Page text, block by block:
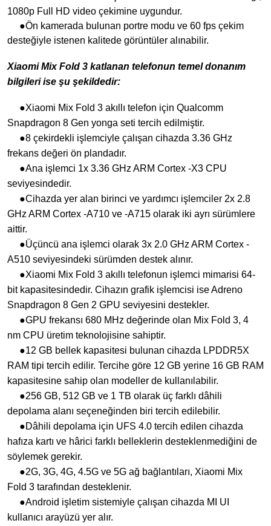
1080p Full HD video çekimine uygundur.
●Ön kamerada bulunan portre modu ve 60 fps çekim
desteğiyle istenen kalitede görüntüler alınabilir.
Xiaomi Mix Fold 3 katlanan telefonun temel donanım
bilgileri ise şu şekildedir:
●Xiaomi Mix Fold 3 akıllı telefon için Qualcomm
Snapdragon 8 Gen yonga seti tercih edilmiştir.
●8 çekirdekli işlemciyle çalışan cihazda 3.36 GHz
frekans değeri ön plandadır.
●Ana işlemci 1x 3.36 GHz ARM Cortex -X3 CPU
seviyesindedir.
●Cihazda yer alan birinci ve yardımcı işlemciler 2x 2.8
GHz ARM Cortex -A710 ve -A715 olarak iki ayrı sürümlere
aittir.
●Üçüncü ana işlemci olarak 3x 2.0 GHz ARM Cortex -
A510 seviyesindeki sürümden destek alınır.
●Xiaomi Mix Fold 3 akıllı telefonun işlemci mimarisi 64-
bit kapasitesindedir. Cihazın grafik işlemcisi ise Adreno
Snapdragon 8 Gen 2 GPU seviyesini destekler.
●GPU frekansı 680 MHz değerinde olan Mix Fold 3, 4
nm CPU üretim teknolojisine sahiptir.
●12 GB bellek kapasitesi bulunan cihazda LPDDR5X
RAM tipi tercih edilir. Tercihe göre 12 GB yerine 16 GB RAM
kapasitesine sahip olan modeller de kullanılabilir.
●256 GB, 512 GB ve 1 TB olarak üç farklı dâhili
depolama alanı seçeneğinden biri tercih edilebilir.
●Dâhili depolama için UFS 4.0 tercih edilen cihazda
hafıza kartı ve hârici farklı belleklerin desteklenmediğini de
söylemek gerekir.
●2G, 3G, 4G, 4.5G ve 5G ağ bağlantıları, Xiaomi Mix
Fold 3 tarafından desteklenir.
●Android işletim sistemiyle çalışan cihazda MI UI
kullanıcı arayüzü yer alır.